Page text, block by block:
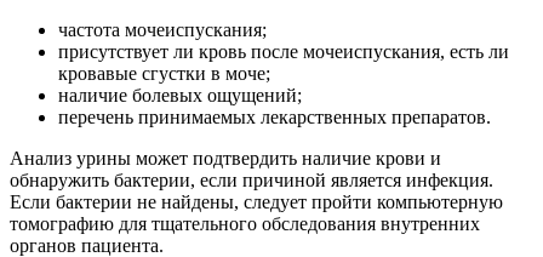
частота мочеиспускания;
присутствует ли кровь после мочеиспускания, есть ли
кровавые сгустки в моче;
наличие болевых ощущений;
перечень принимаемых лекарственных препаратов.
Анализ урины может подтвердить наличие крови и
обнаружить бактерии, если причиной является инфекция.
Если бактерии не найдены, следует пройти компьютерную
томографию для тщательного обследования внутренних
органов пациента.